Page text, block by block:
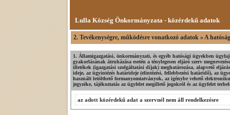
Lulla Község Önkormányzata - közérdekű adatok
2. Tevékenységre, működésre vonatkozó adatok » A
1. Államigazgatási, önkormányzati, és egyéb hatósági ügyekben
gyakorlásának átruházása esetén a ténylegesen eljáró szerv
illetékek (igazgatási szolgáltatási díjak) meghatározása, alapvető
ideje, az ügyintézés határideje (elintézési, fellebbezési határidő), az
használt letölthető formanyomtatványok, az igénybe vehető
jegyzéke, tájékoztatás az ügyfelet megillető jogokról és az ügyfelet
az adott közérdekű adat a szervnél nem áll rendelkezésre